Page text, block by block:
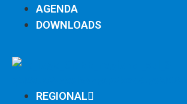
AGENDA
DOWNLOADS
REGIONAL